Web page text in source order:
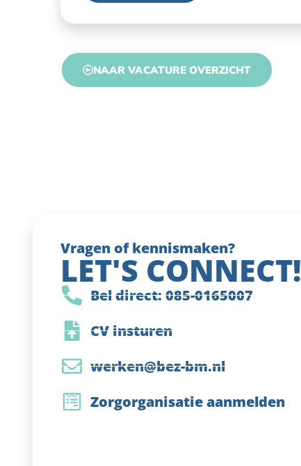
NAAR VACATURE OVERZICHT
Vragen of kennismaken?
LET'S CONNECT!
Bel direct: 085-0165007
CV insturen
werken@bez-bm.nl
Zorgorganisatie aanmelden